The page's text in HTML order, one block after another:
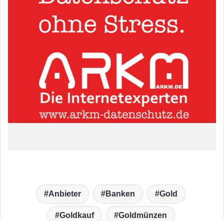
Anbieter Banken Gold
Goldkauf Goldmünzen